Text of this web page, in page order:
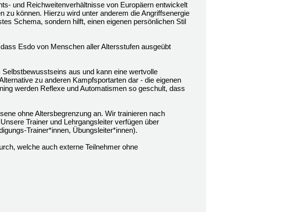
und Reichweitenverhältnisse von Europäern entwickelt
zu können. Hierzu wird unter anderem die Angriffsenergie
Schema, sondern hilft, einen eigenen persönlichen Stil
Esdo von Menschen aller Altersstufen ausgeübt
aus und kann eine wertvolle
zu anderen Kampfsportarten dar - die eigenen
werden Reflexe und Automatismen so geschult, dass
ohne Altersbegrenzung an. Wir trainieren nach
Trainer und Lehrgangsleiter verfügen über
Trainer*innen, Übungsleiter*innen).
welche auch externe Teilnehmer ohne